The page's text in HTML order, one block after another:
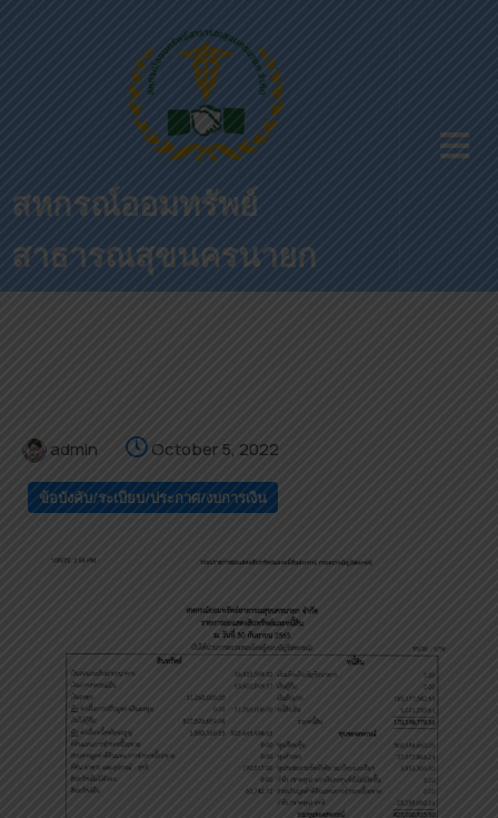
สหกรณ์ออมทรัพย์
สาธารณสุขนครนายก
admin October 5, 2022
ข้อบังคับ/ระเบียบ/ประกาศ/งบการเงิน